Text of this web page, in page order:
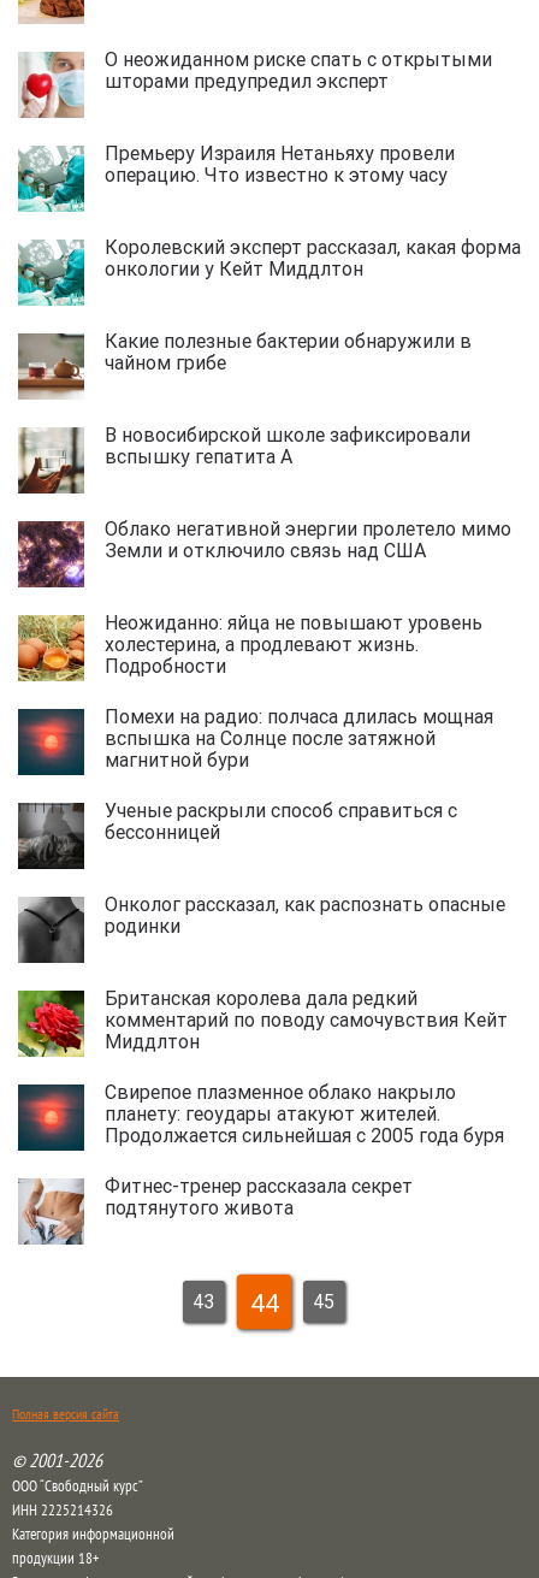
О неожиданном риске спать с открытыми
шторами предупредил эксперт
Премьеру Израиля Нетаньяху провели
операцию. Что известно к этому часу
Королевский эксперт рассказал, какая форма
онкологии у Кейт Миддлтон
Какие полезные бактерии обнаружили в
чайном грибе
В новосибирской школе зафиксировали
вспышку гепатита А
Облако негативной энергии пролетело мимо
Земли и отключило связь над США
Неожиданно: яйца не повышают уровень
холестерина, а продлевают жизнь.
Подробности
Помехи на радио: полчаса длилась мощная
вспышка на Солнце после затяжной
магнитной бури
Ученые раскрыли способ справиться с
бессонницей
Онколог рассказал, как распознать опасные
родинки
Британская королева дала редкий
комментарий по поводу самочувствия Кейт
Миддлтон
Свирепое плазменное облако накрыло
планету: геоудары атакуют жителей.
Продолжается сильнейшая с 2005 года буря
Фитнес-тренер рассказала секрет
подтянутого живота
43 44 45
Полная версия сайта
© 2001-2026
ООО “Свободный курс”
ИНН 2225214326
Категория информационной
продукции 18+